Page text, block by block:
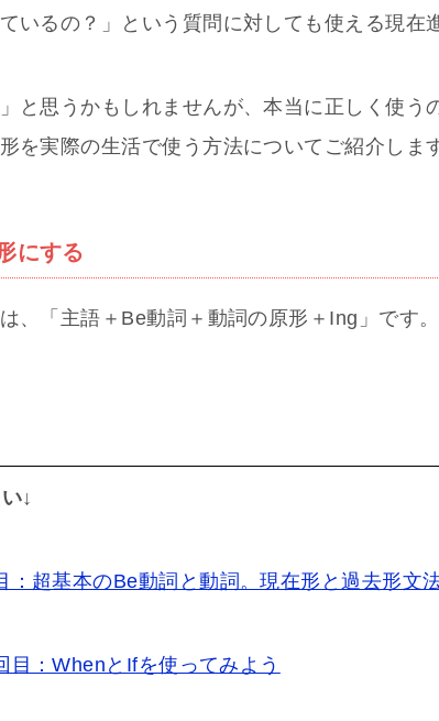
いるの？」という質問に対しても使える現在
と思うかもしれませんが、本当に正しく使う
を実際の生活で使う方法についてご紹介しま
にする
、「主語＋Be動詞＋動詞の原形＋Ing」です。
↓
：超基本のBe動詞と動詞。現在形と過去形文
目：WhenとIfを使ってみよう